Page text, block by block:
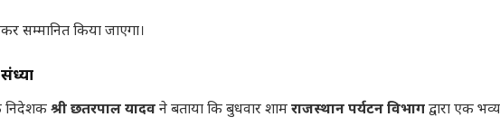
सम्मानित किया जाएगा।
निदेशकश्री छतरपाल यादवने बताया कि बुधवार शामराजस्थान पर्यटन विभागद्वारा एक भव्य